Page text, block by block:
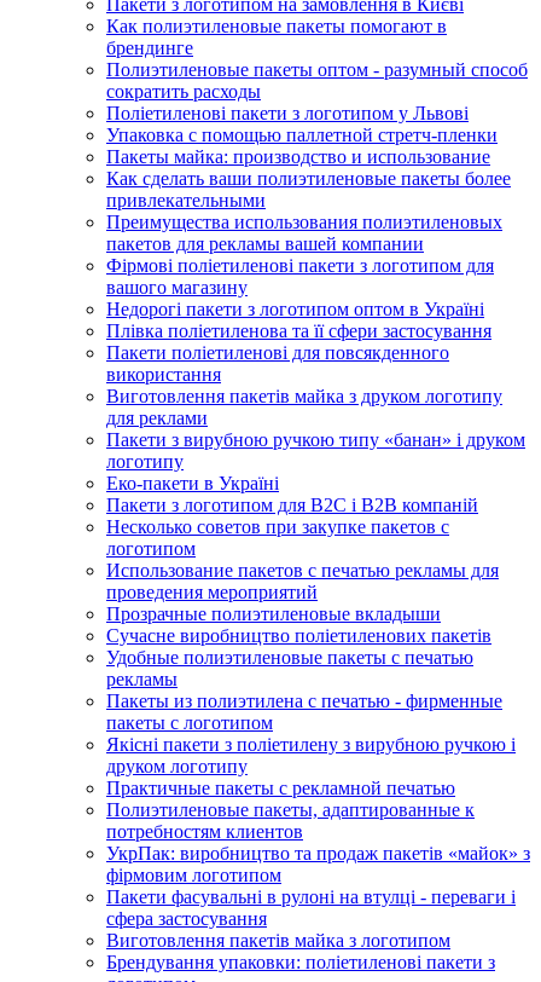
Как полиэтиленовые пакеты помогают в
брендинге
Полиэтиленовые пакеты оптом - разумный способ
сократить расходы
Поліетиленові пакети з логотипом у Львові
Упаковка с помощью паллетной стретч-пленки
Пакеты майка: производство и использование
Как сделать ваши полиэтиленовые пакеты более
привлекательными
Преимущества использования полиэтиленовых
пакетов для рекламы вашей компании
Фірмові поліетиленові пакети з логотипом для
вашого магазину
Недорогі пакети з логотипом оптом в Україні
Плівка поліетиленова та її сфери застосування
Пакети поліетиленові для повсякденного
використання
Виготовлення пакетів майка з друком логотипу
для реклами
Пакети з вирубною ручкою типу «банан» і друком
логотипу
Еко-пакети в Україні
Пакети з логотипом для B2C і B2B компаній
Несколько советов при закупке пакетов с
логотипом
Использование пакетов с печатью рекламы для
проведения мероприятий
Прозрачные полиэтиленовые вкладыши
Сучасне виробництво поліетиленових пакетів
Удобные полиэтиленовые пакеты с печатью
рекламы
Пакеты из полиэтилена с печатью - фирменные
пакеты с логотипом
Якісні пакети з поліетилену з вирубною ручкою і
друком логотипу
Практичные пакеты с рекламной печатью
Полиэтиленовые пакеты, адаптированные к
потребностям клиентов
УкрПак: виробництво та продаж пакетів «майок» з
фірмовим логотипом
Пакети фасувальні в рулоні на втулці - переваги і
сфера застосування
Виготовлення пакетів майка з логотипом
Брендування упаковки: поліетиленові пакети з